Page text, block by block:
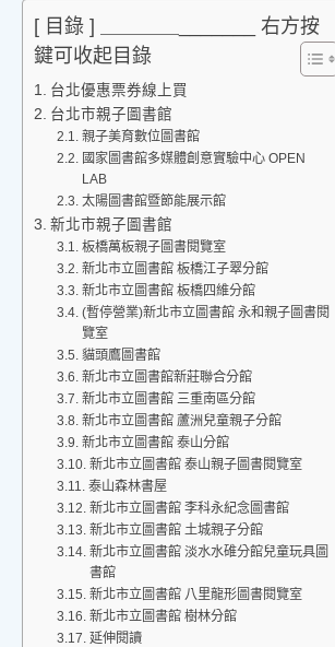
[ 目錄 ] ＿＿＿＿_______ 右方按
鍵可收起目錄
台北優惠票券線上買
台北市親子圖書館
親子美育數位圖書館
國家圖書館多媒體創意實驗中心 OPEN
LAB
太陽圖書館暨節能展示館
新北市親子圖書館
板橋萬板親子圖書閱覽室
新北市立圖書館 板橋江子翠分館
新北市立圖書館 板橋四維分館
(暫停營業)新北市立圖書館 永和親子圖書閱
覽室
貓頭鷹圖書館
新北市立圖書館新莊聯合分館
新北市立圖書館 三重南區分館
新北市立圖書館 蘆洲兒童親子分館
新北市立圖書館 泰山分館
新北市立圖書館 泰山親子圖書閱覽室
泰山森林書屋
新北市立圖書館 李科永紀念圖書館
新北市立圖書館 土城親子分館
新北市立圖書館 淡水水碓分館兒童玩具圖
書館
新北市立圖書館 八里龍形圖書閱覽室
新北市立圖書館 樹林分館
延伸閱讀